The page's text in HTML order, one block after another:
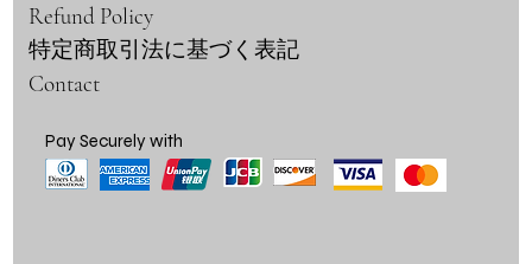
Refund Policy
特定商取引法に基づく表記
Contact
Pay Securely with